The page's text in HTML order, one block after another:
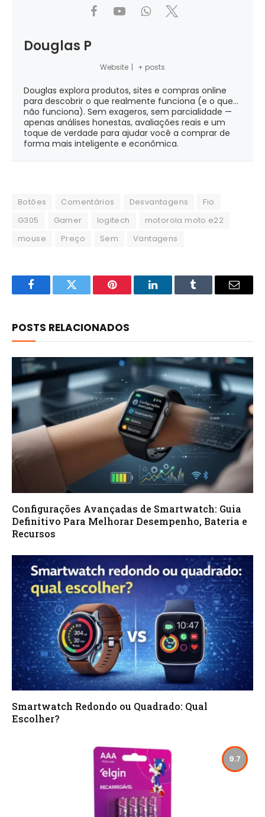
Douglas P
Website + posts
Douglas explora produtos, sites e compras online
para descobrir o que realmente funciona (e o que...
não funciona). Sem exageros, sem parcialidade —
apenas análises honestas, avaliações reais e um
toque de verdade para ajudar você a comprar de
forma mais inteligente e econômica.
Botões Comentários Desvantagens
Fio
G305
Gamer logitech
motorola moto e22
mouse
Preço Sem Vantagens
FacebookTwitter Pinterest LinkedInTumblr Email
POSTS RELACIONADOS
Configurações Avançadas de Smartwatch: Guia
Definitivo Para Melhorar Desempenho, Bateria e
Recursos
Smartwatch Redondo ou Quadrado: Qual
Escolher?
9.7